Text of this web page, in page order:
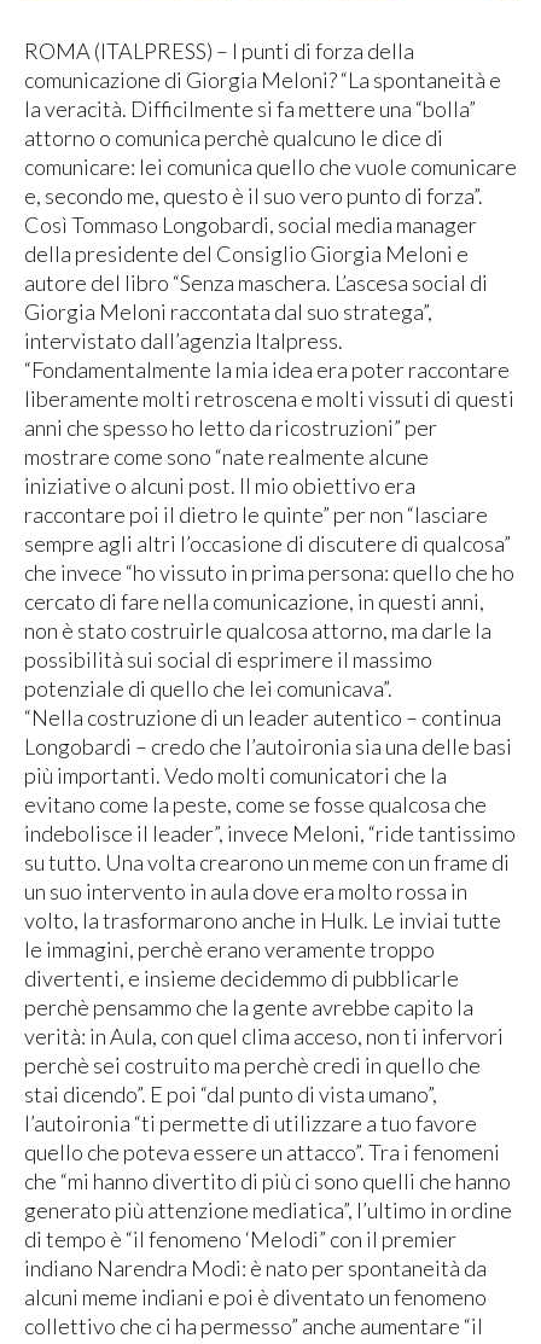
ROMA (ITALPRESS) – I punti di forza della
comunicazione di Giorgia Meloni? “La spontaneità e
la veracità. Difficilmente si fa mettere una “bolla”
attorno o comunica perchè qualcuno le dice di
comunicare: lei comunica quello che vuole comunicare
e, secondo me, questo è il suo vero punto di forza”.
Così Tommaso Longobardi, social media manager
della presidente del Consiglio Giorgia Meloni e
autore del libro “Senza maschera. L’ascesa social di
Giorgia Meloni raccontata dal suo stratega”,
intervistato dall’agenzia Italpress.
“Fondamentalmente la mia idea era poter raccontare
liberamente molti retroscena e molti vissuti di questi
anni che spesso ho letto da ricostruzioni” per
mostrare come sono “nate realmente alcune
iniziative o alcuni post. Il mio obiettivo era
raccontare poi il dietro le quinte” per non “lasciare
sempre agli altri l’occasione di discutere di qualcosa”
che invece “ho vissuto in prima persona: quello che ho
cercato di fare nella comunicazione, in questi anni,
non è stato costruirle qualcosa attorno, ma darle la
possibilità sui social di esprimere il massimo
potenziale di quello che lei comunicava”.
“Nella costruzione di un leader autentico – continua
Longobardi – credo che l’autoironia sia una delle basi
più importanti. Vedo molti comunicatori che la
evitano come la peste, come se fosse qualcosa che
indebolisce il leader”, invece Meloni, “ride tantissimo
su tutto. Una volta crearono un meme con un frame di
un suo intervento in aula dove era molto rossa in
volto, la trasformarono anche in Hulk. Le inviai tutte
le immagini, perchè erano veramente troppo
divertenti, e insieme decidemmo di pubblicarle
perchè pensammo che la gente avrebbe capito la
verità: in Aula, con quel clima acceso, non ti infervori
perchè sei costruito ma perchè credi in quello che
stai dicendo”. E poi “dal punto di vista umano”,
l’autoironia “ti permette di utilizzare a tuo favore
quello che poteva essere un attacco”. Tra i fenomeni
che “mi hanno divertito di più ci sono quelli che hanno
generato più attenzione mediatica”, l’ultimo in ordine
di tempo è “il fenomeno ‘Melodi” con il premier
indiano Narendra Modi: è nato per spontaneità da
alcuni meme indiani e poi è diventato un fenomeno
collettivo che ci ha permesso” anche aumentare “il